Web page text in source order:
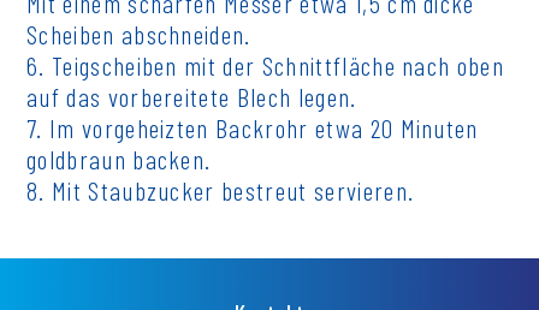
Scheiben abschneiden.
6. Teigscheiben mit der Schnittfläche nach oben
auf das vorbereitete Blech legen.
7. Im vorgeheizten Backrohr etwa 20 Minuten
goldbraun backen.
8. Mit Staubzucker bestreut servieren.